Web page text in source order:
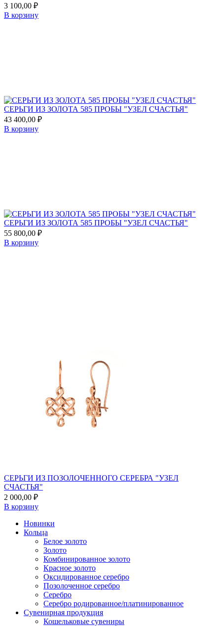
3 100,00 ₽
В корзину
СЕРЬГИ ИЗ ЗОЛОТА 585 ПРОБЫ "УЗЕЛ СЧАСТЬЯ"
43 400,00 ₽
В корзину
СЕРЬГИ ИЗ ЗОЛОТА 585 ПРОБЫ "УЗЕЛ СЧАСТЬЯ"
55 800,00 ₽
В корзину
СЕРЬГИ ИЗ ПОЗОЛОЧЕННОГО СЕРЕБРА "УЗЕЛ
СЧАСТЬЯ"
2 000,00 ₽
В корзину
Новинки
Кольца
Белое золото
Золото
Комбинированное золото
Красное золото
Оксидированное серебро
Позолоченное серебро
Серебро
Серебро родированное/платинированное
Сувенирная продукция
Кошельковые сувениры